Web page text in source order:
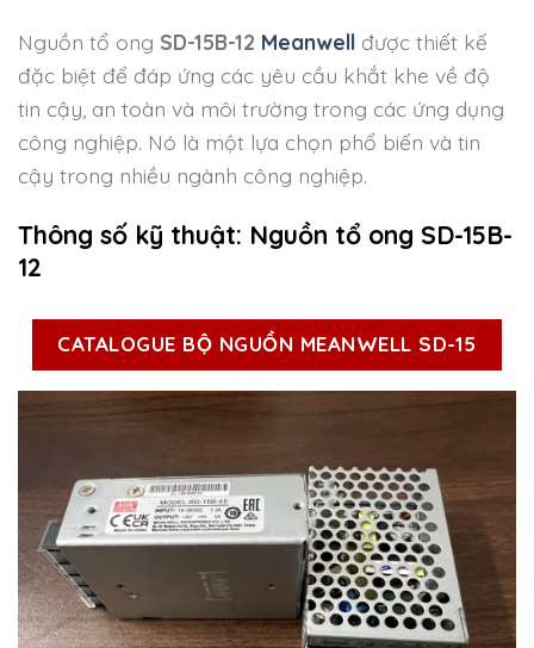
Nguồn tổ ong SD-15B-12 Meanwell được thiết kế
đặc biệt để đáp ứng các yêu cầu khắt khe về độ
tin cậy, an toàn và môi trường trong các ứng dụng
công nghiệp. Nó là một lựa chọn phổ biến và tin
cậy trong nhiều ngành công nghiệp.
Thông số kỹ thuật: Nguồn tổ ong SD-15B-
12
CATALOGUE BỘ NGUỒN MEANWELL SD-15